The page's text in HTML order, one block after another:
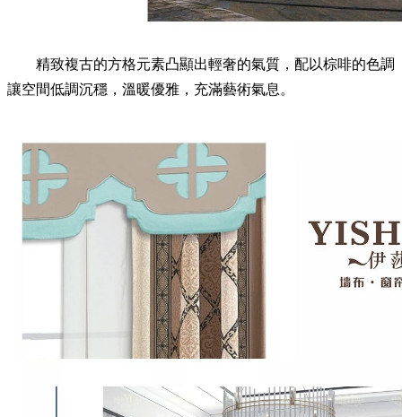
精致複古的方格元素凸顯出輕奢的氣質，配以棕啡的色調
讓空間低調沉穩，溫暖優雅，充滿藝術氣息。